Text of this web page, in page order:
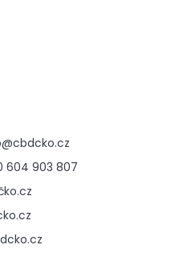
@cbdcko.cz
604 903 807